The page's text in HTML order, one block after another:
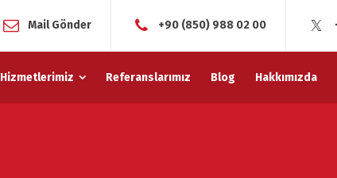
Mail Gönder +90 (850) 988 02 00
Hizmetlerimiz Referanslarımız Blog Hakkımızda